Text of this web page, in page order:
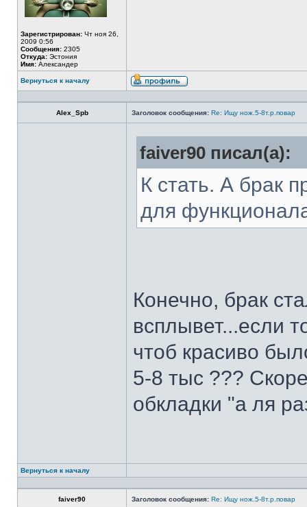
Зарегистрирован: Чт ноя 26,
2009 0:56
Сообщения: 2305
Откуда: Эстония
Имя: Александер
Вернуться к началу
Alex_Spb Заголовок сообщения: Re: Ищу нож.5-8т.р.повар
faiver90 писал(а):
К стать. А брак
для
Конечно, брак
всплывет...если
чтоб красиво
5-8 тыс ???
обкладки "а ля
Вернуться к началу
faiver90 Заголовок сообщения: Re: Ищу нож.5-8т.р.повар